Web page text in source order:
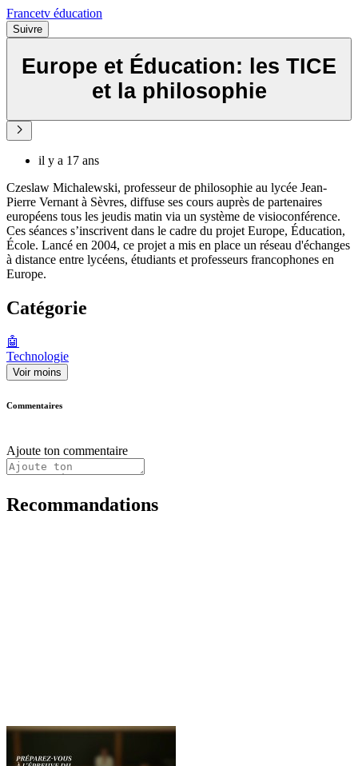
Francetv éducation
Suivre
Europe et Éducation: les TICE
et la philosophie
il y a 17 ans
Czeslaw Michalewski, professeur de philosophie au lycée Jean-
Pierre Vernant à Sèvres, diffuse ses cours auprès de partenaires
européens tous les jeudis matin via un système de visioconférence.
Ces séances s’inscrivent dans le cadre du projet Europe, Éducation,
École. Lancé en 2004, ce projet a mis en place un réseau d'échanges
à distance entre lycéens, étudiants et professeurs francophones en
Europe.
Catégorie
🤖
Technologie
Voir moins
Commentaires
Ajoute ton commentaire
Recommandations